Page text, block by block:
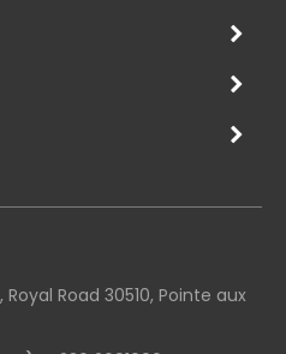
Road 30510, Pointe aux